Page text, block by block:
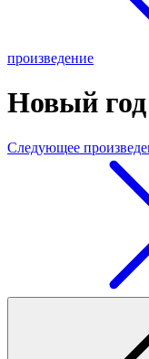
произведение
Новый год
Следующее